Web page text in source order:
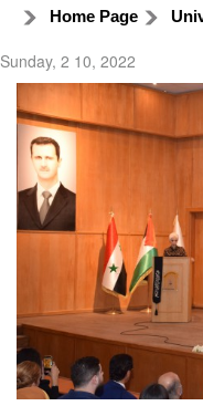
Home Page
Sunday, 2 10, 2022